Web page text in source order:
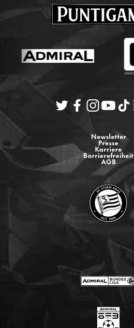
Newsletter
Presse
Karriere
Barrierefreiheit
AGB